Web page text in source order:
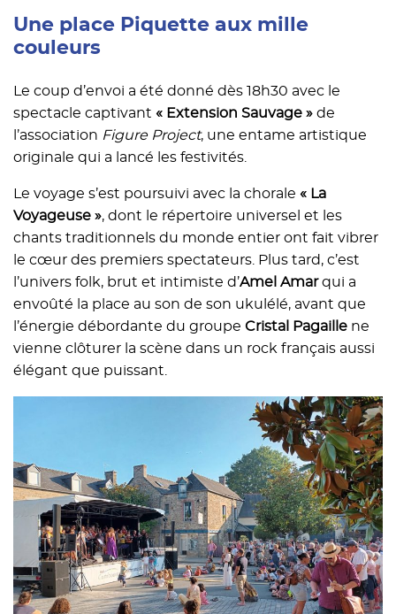
Une place Piquette aux mille
couleurs
Le coup d’envoi a été donné dès 18h30 avec le
spectacle captivant « Extension Sauvage » de
l’association Figure Project, une entame artistique
originale qui a lancé les festivités.
Le voyage s’est poursuivi avec la chorale « La
Voyageuse », dont le répertoire universel et les
chants traditionnels du monde entier ont fait vibrer
le cœur des premiers spectateurs. Plus tard, c’est
l’univers folk, brut et intimiste d’Amel Amarqui a
envoûté la place au son de son ukulélé, avant que
l’énergie débordante du groupe Cristal Pagaille ne
vienne clôturer la scène dans un rock français aussi
élégant que puissant.